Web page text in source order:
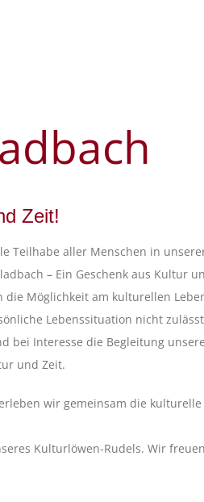
Zeit!
Teilhabe aller Menschen in
– Ein Geschenk aus Kultur
Möglichkeit am kulturellen
Lebenssituation nicht
bei Interesse die Begleitung
und Zeit.
wir gemeinsam die
Kulturlöwen-Rudels. Wir